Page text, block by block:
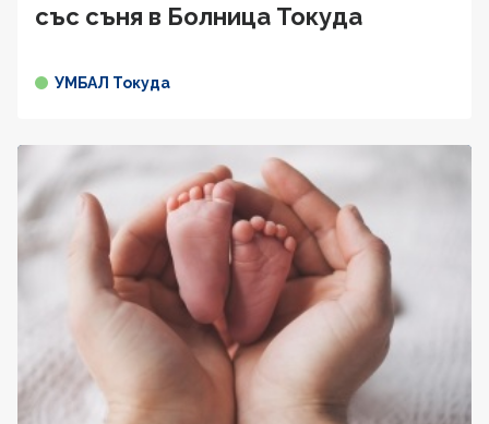
със съня в Болница Токуда
УМБАЛ Токуда